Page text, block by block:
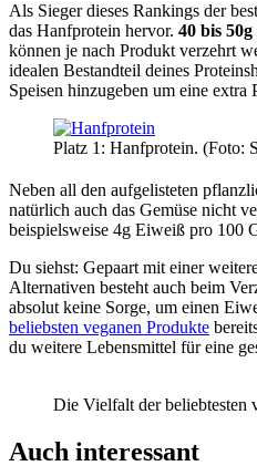
Als Sieger dieses Rankings der
das Hanfprotein hervor. 40 bis
können je nach Produkt verzehrt
idealen Bestandteil deines
Speisen hinzugeben um eine
Platz 1: Hanfprotein. (Foto:
Neben all den aufgelisteten
natürlich auch das Gemüse nicht
beispielsweise 4g Eiweiß pro 100
Du siehst: Gepaart mit einer
Alternativen besteht auch beim
absolut keine Sorge, um einen
beliebsten veganen Produkte
du weitere Lebensmittel für eine
Die Vielfalt der beliebtesten
Auch interessant